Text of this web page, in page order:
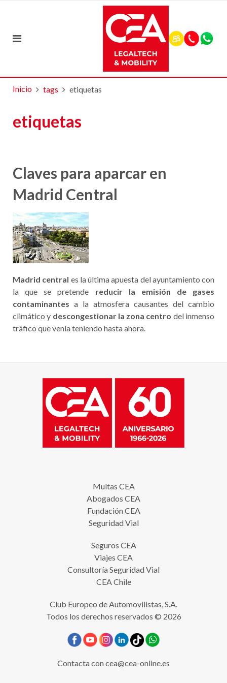
Inicio tags etiquetas
etiquetas
Claves para aparcar en
Madrid Central
Madrid central es la última apuesta del ayuntamiento con
la que se pretende reducir
la emisión de gases
contaminantes a la atmosfera causantes del cambio
climático y descongestionar la zona centro del inmenso
tráfico que venía teniendo hasta ahora.
Multas CEA
Abogados CEA
Fundación CEA
Seguridad Vial
Seguros CEA
Viajes CEA
Consultoría Seguridad Vial
CEA Chile
Club Europeo de Automovilistas, S.A.
Todos los derechos reservados © 2026
Contacta concea@cea-online.es